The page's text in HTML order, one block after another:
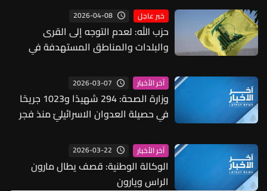
طراز إف-15إي في إيران في ساعة مبكرة
من يوم الأربعاء لا أساس لها من الصحة
وغير صحيحة
خبر عاجل 2026-04-08
حزب الله: لعدم التوجه إلى القرى
والبلدات والمناطق المستهدفة في
الرسمي لوقف إطلاق النار في لبنان
آخر الأخبار 2026-03-07
وزارة الصحة: 294 شهيدًا و1023 جريحًا
في حصيلة العدوان الاسرائيليّ منذ فجر
آخر الأخبار 2026-03-22
الوكالة الوطنية: قصف يطال مارون
الراس ويارون